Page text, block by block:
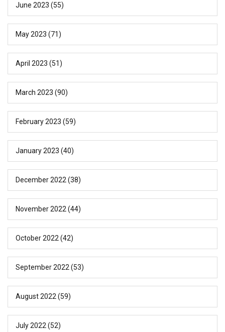
June 2023 (55)
May 2023 (71)
April 2023 (51)
March 2023 (90)
February 2023 (59)
January 2023 (40)
December 2022 (38)
November 2022 (44)
October 2022 (42)
September 2022 (53)
August 2022 (59)
July 2022 (52)